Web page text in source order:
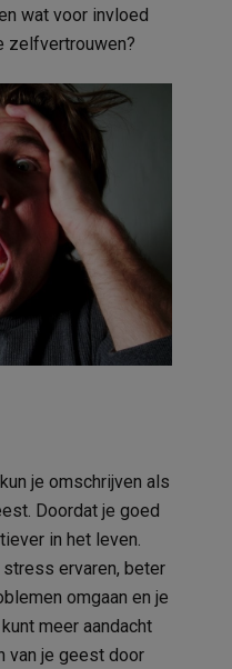
wat voor invloed
zelfvertrouwen?
je omschrijven als
Doordat je goed
in het leven.
ervaren, beter
omgaan en je
meer aandacht
van je geest door